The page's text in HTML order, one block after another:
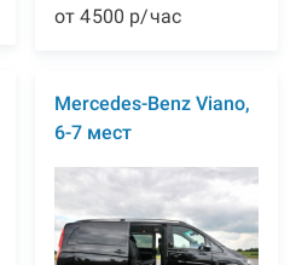
от4500 р/час
Mercedes-Benz Viano,
6-7 мест